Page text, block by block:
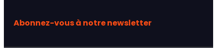
Abonnez-vous à notre newsletter